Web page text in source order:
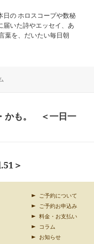
日の ホロスコープや数秘
届いた詩やエッセイ、あ
葉を、だいたい毎日朝
かも。 ＜一日一
＞
ご予約について
ご予約お申込み
料金・お支払い
コラム
お知らせ